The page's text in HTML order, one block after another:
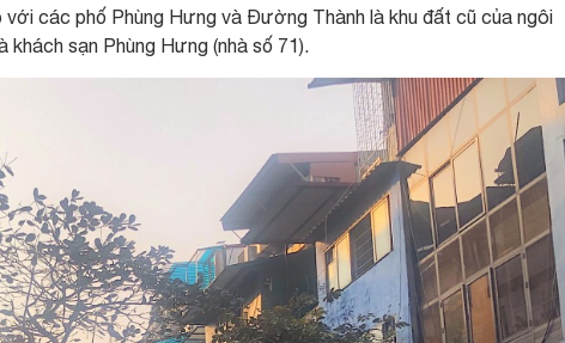
các phố Phùng Hưng và Đường Thành là khu đất cũ của ngôi
sạn Phùng Hưng (nhà số 71).